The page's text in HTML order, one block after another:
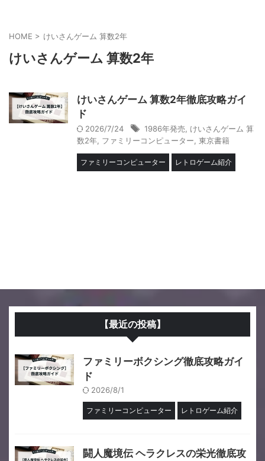
HOME > けいさんゲーム 算数2年
けいさんゲーム 算数2年
けいさんゲーム 算数2年徹底攻略ガイ
ド
2026/7/24 1986年発売
けいさんゲーム 算
数2年 ファミリーコンピューター 東京書籍
ファミリーコンピューター レトロゲーム紹介
【最近の投稿】
ファミリーボクシング徹底攻略ガイ
ド
2026/8/1
ファミリーコンピューター レトロゲーム紹介
闘人魔境伝 ヘラクレスの栄光徹底攻